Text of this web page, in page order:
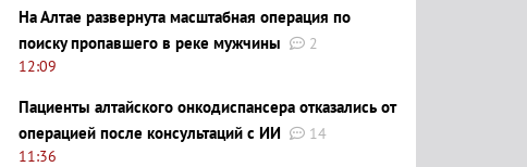
На Алтае развернута масштабная операция по
поиску пропавшего в реке мужчины
2
12:09
Пациенты алтайского онкодиспансера отказались от
операцией после консультаций с ИИ
14
11:36